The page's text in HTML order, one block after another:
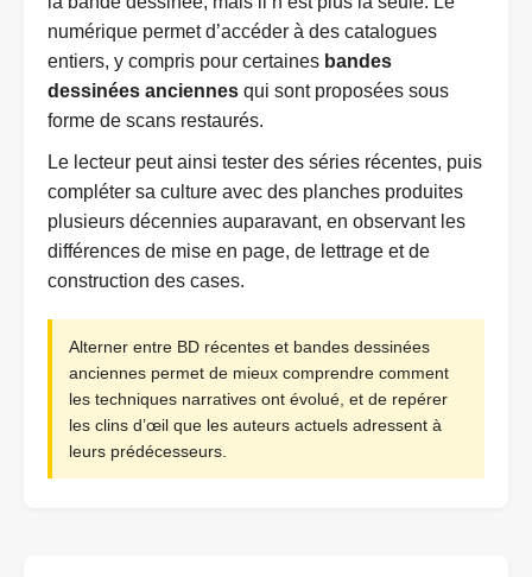
numérique permet d’accéder à des catalogues
entiers, y compris pour certaines bandes
dessinées anciennes qui sont proposées sous
forme de scans restaurés.
Le lecteur peut ainsi tester des séries récentes, puis
compléter sa culture avec des planches produites
plusieurs décennies auparavant, en observant les
différences de mise en page, de lettrage et de
construction des cases.
Alterner entre BD récentes et bandes dessinées
anciennes permet de mieux comprendre comment
les techniques narratives ont évolué, et de repérer
les clins d’œil que les auteurs actuels adressent à
leurs prédécesseurs.